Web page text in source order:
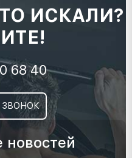
ИСКАЛИ?
68 40
ЗВОНОК
новостей